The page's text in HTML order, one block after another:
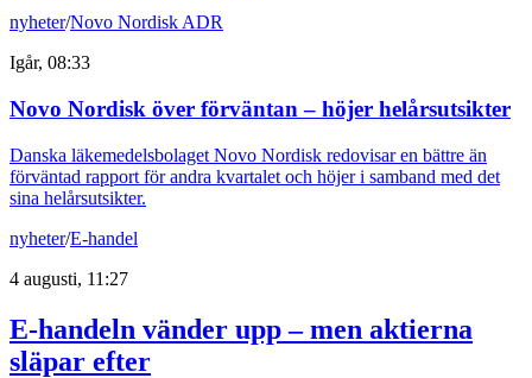
nyheter/Novo Nordisk ADR
Igår, 08:33
Novo Nordisk över förväntan – höjer helårsutsikter
Danska läkemedelsbolaget Novo Nordisk redovisar en bättre än
förväntad rapport för andra kvartalet och höjer i samband med det
sina helårsutsikter.
nyheter/E-handel
4 augusti, 11:27
E-handeln vänder upp – men aktierna
släpar efter